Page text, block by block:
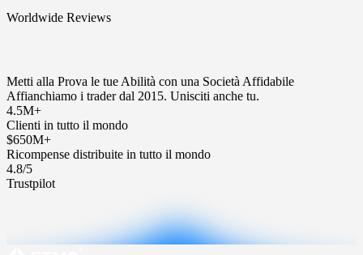
Worldwide Reviews
Metti alla Prova le tue Abilità con una Società Affidabile
Affianchiamo i trader dal 2015. Unisciti anche tu.
4.5M+
Clienti in tutto il mondo
$650M+
Ricompense distribuite in tutto il mondo
4.8/5
Trustpilot